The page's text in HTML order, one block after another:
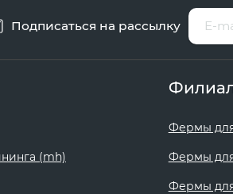
Подписаться на рассылку
(mh)
Фермы
Фермы
Фермы